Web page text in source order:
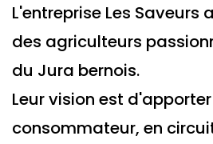
L'entreprise Les Saveurs
des agriculteurs
du Jura bernois.
Leur vision est
consommateur, en